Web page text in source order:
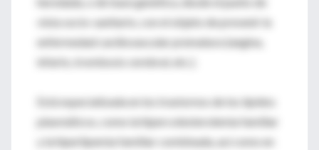
vista socio-sanitario, con el objeto de prevenir la
enfermedad cardiovascular prematura (angina,
infarto, trombosis cerebral, etc.).
Está especializada en los trastornos de los lípidos
plasmáticos, como la hipercolesterolemia familiar
y la hiperlipemia familiar combinada, así como en